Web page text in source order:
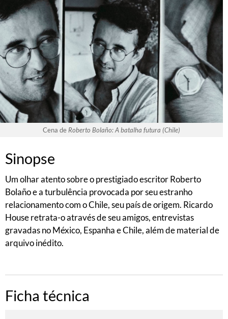
Cena deRoberto Bolaño: A batalha futura (Chile)
Sinopse
Um olhar atento sobre o prestigiado escritor Roberto
Bolaño e a turbulência provocada por seu estranho
relacionamento com o Chile, seu país de origem. Ricardo
House retrata-o através de seu amigos, entrevistas
gravadas no México, Espanha e Chile, além de material de
arquivo inédito.
Ficha técnica